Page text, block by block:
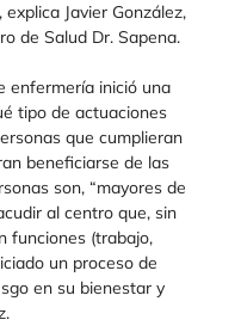
Javier González,
de Salud Dr. Sapena.
enfermería inició una
tipo de actuaciones
que cumplieran
beneficiarse de las
son, “mayores de
al centro que, sin
funciones (trabajo,
un proceso de
en su bienestar y